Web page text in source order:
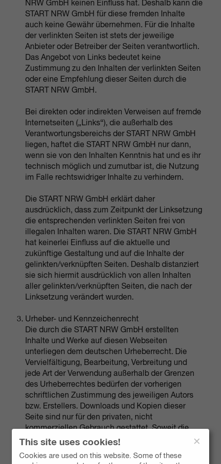
NRW GmbH keinen Einfluss hat. Deshalb kann die
START NRW GmbH für diese fremden Inhalte
auch keine Gewähr übernehmen. Für die Inhalte
der verlinkten Seiten ist stets der jeweilige
Anbieter oder Betreiber der Seiten verantwortlich.
Das Angebot von Links bedeutet keine
Zustimmung zu den Inhalten der verlinkten Seiten
oder eine Empfehlung dieser Seiten durch die
START NRW GmbH.
Bei direkten oder indirekten Verweisen auf fremde
Internetseiten („Links“), die außerhalb des
Verantwortungsbereichs der START NRW GmbH
liegen, haftet die START NRW GmbH nur dann,
wenn sie von den Inhalten Kenntnis hat und es ihr
technisch möglich und zumutbar ist, die Nutzung
im Falle rechtswidriger Inhalte zu verhindern.
Die START NRW GmbH erklärt daher
ausdrücklich, dass zum Zeitpunkt der Linksetzung
die entsprechenden verlinkten Seiten frei von
illegalen Inhalten waren. Die START NRW GmbH
hat keinerlei Einfluss auf die aktuelle und
zukünftige Gestaltung und auf die Inhalte der
gelinkten/verknüpften Seiten. Deshalb distanziert
sie sich hiermit ausdrücklich von allen Inhalten
aller gelinkten/verknüpften Seiten, die nach der
Linksetzung verändert wurden.
Urheber- und Kennzeichenrecht
Die durch die START NRW GmbH erstellten
Inhalte und Werke auf diesen Webseiten
unterliegen dem deutschen Urheberrecht. Die
Vervielfältigung, Bearbeitung, Verbreitung und
jede Art der Verwendung außerhalb der Grenzen
des Urheberrechtes bedürfen der vorherigen
schriftlichen Zustimmung des jeweiligen Autors
bzw. Erstellers. Downloads und Kopien dieser
Seite sind nur für den privaten, nicht
kommerziellen Gebrauch gestattet. Soweit die
Inhalte auf dieser Seite nicht vom Betreiber
beachtet. Insbesondere werden Inhalte Dritter als
This site uses cookies!
Cookies are used on this website. Some of these